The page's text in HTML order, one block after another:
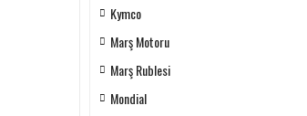
Kymco
Marş Motoru
Marş Rublesi
Mondial